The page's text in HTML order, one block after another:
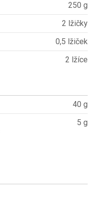
250 g
2 lžičky
0,5 lžiček
2 lžíce
40 g
5 g